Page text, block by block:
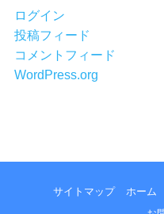
ログイン
投稿フィード
コメントフィード
WordPress.org
サイトマップ ホーム